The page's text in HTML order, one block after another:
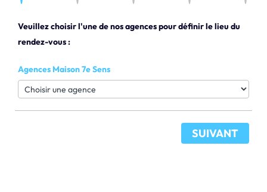
Veuillez choisir l'une de nos agences pour définir le lieu du
rendez-vous :
Agences Maison 7e Sens
SUIVANT